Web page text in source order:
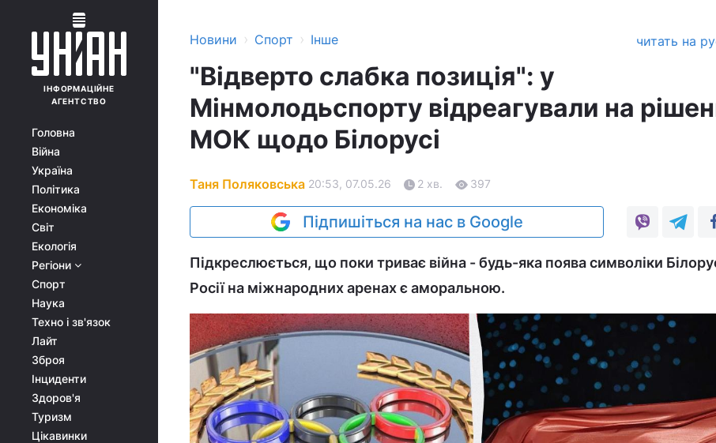
ІНФОРМАЦІЙНЕ
АГЕНТСТВО
Головна
Війна
Україна
Політика
Економіка
Світ
Екологія
Регіони
Спорт
Наука
Техно і зв'язок
Лайт
Зброя
Інциденти
Здоров'я
Туризм
Цікавинки
Новини › Спорт › Інше читать на
"Відверто слабка позиція": у
Мінмолодьспорту відреагували на
МОК щодо Білорусі
Таня Поляковська 20:53, 07.05.26 2 хв. 397
Підпишіться на нас в Google
Підкреслюється, що поки триває війна - будь-яка поява символіки
Росії на міжнародних аренах є аморальною.